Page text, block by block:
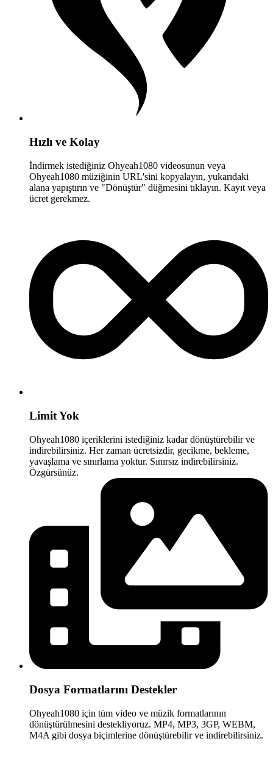
Hızlı ve Kolay
İndirmek istediğiniz Ohyeah1080 videosunun veya
Ohyeah1080 müziğinin URL'sini kopyalayın, yukarıdaki
alana yapıştırın ve "Dönüştür" düğmesini tıklayın. Kayıt veya
ücret gerekmez.
Limit Yok
Ohyeah1080 içeriklerini istediğiniz kadar dönüştürebilir ve
indirebilirsiniz. Her zaman ücretsizdir, gecikme, bekleme,
yavaşlama ve sınırlama yoktur. Sınırsız indirebilirsiniz.
Özgürsünüz.
Dosya Formatlarını Destekler
Ohyeah1080 için tüm video ve müzik formatlarının
dönüştürülmesini destekliyoruz. MP4, MP3, 3GP, WEBM,
M4A gibi dosya biçimlerine dönüştürebilir ve indirebilirsiniz.